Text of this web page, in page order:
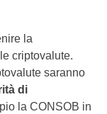
la
criptovalute.
saranno
di
la CONSOB in